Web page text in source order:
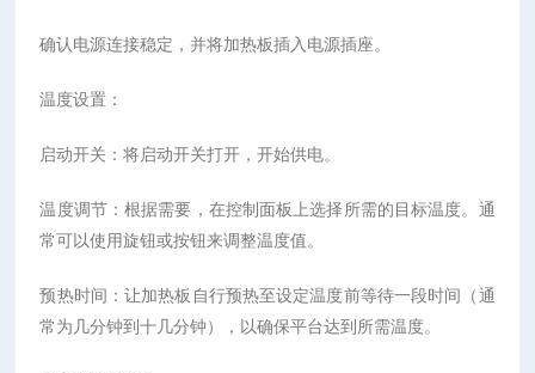
确认电源连接稳定，并将加热板插入电源插座。
温度设置：
启动开关：将启动开关打开，开始供电。
温度调节：根据需要，在控制面板上选择所需的目标温度。通
常可以使用旋钮或按钮来调整温度值。
预热时间：让加热板自行预热至设定温度前等待一段时间（通
常为几分钟到十几分钟），以确保平台达到所需温度。